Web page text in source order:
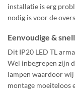
installatie is erg
nodig is voor de
Eenvoudige &
Dit IP20 LED TL
Wel inbegrepen zijn
lampen waardoor wij
montage moeiteloos